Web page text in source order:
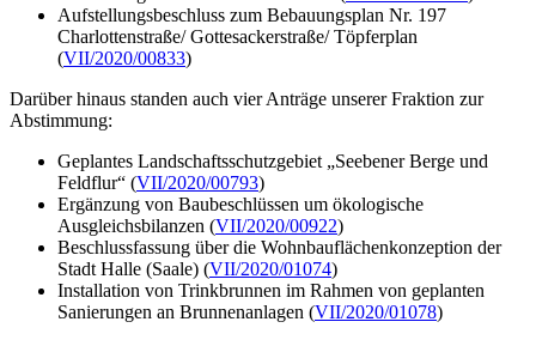
Aufstellungsbeschluss zum Bebauungsplan Nr. 197
Charlottenstraße/ Gottesackerstraße/ Töpferplan
(VII/2020/00833)
Darüber hinaus standen auch vier Anträge unserer Fraktion zur
Abstimmung:
Geplantes Landschaftsschutzgebiet „Seebener Berge und
Feldflur“ (VII/2020/00793)
Ergänzung von Baubeschlüssen um ökologische
Ausgleichsbilanzen (VII/2020/00922)
Beschlussfassung über die Wohnbauflächenkonzeption der
Stadt Halle (Saale) (VII/2020/01074)
Installation von Trinkbrunnen im Rahmen von geplanten
Sanierungen an Brunnenanlagen (VII/2020/01078)